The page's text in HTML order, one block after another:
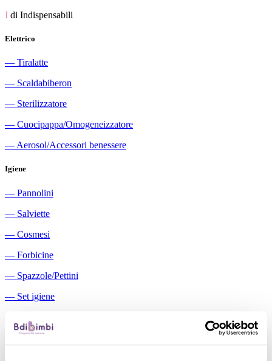
I di Indispensabili
Elettrico
― Tiralatte
― Scaldabiberon
― Sterilizzatore
― Cuocipappa/Omogeneizzatore
― Aerosol/Accessori benessere
Igiene
― Pannolini
― Salviette
― Cosmesi
― Forbicine
― Spazzole/Pettini
― Set igiene
Aspiratori nasali manuali